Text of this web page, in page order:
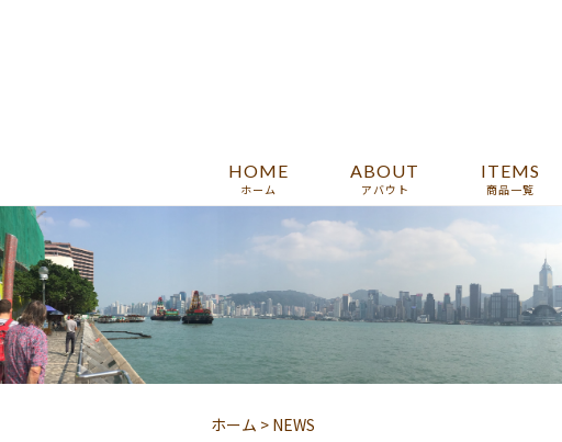
HOME
ホーム
ABOUT
アバウト
ITEMS
商品一覧
ホーム > NEWS